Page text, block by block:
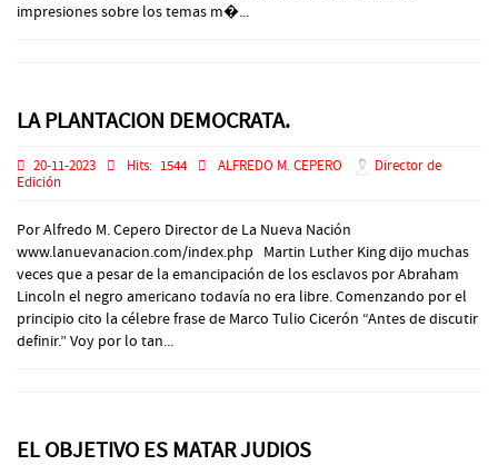
impresiones sobre los temas m�...
LA PLANTACION DEMOCRATA.
20-11-2023 Hits: 1544 ALFREDO M. CEPERO
Director de
Edición
Por Alfredo M. Cepero Director de La Nueva Nación
www.lanuevanacion.com/index.php Martin Luther King dijo muchas
veces que a pesar de la emancipación de los esclavos por Abraham
Lincoln el negro americano todavía no era libre. Comenzando por el
principio cito la célebre frase de Marco Tulio Cicerón “Antes de discutir
definir.” Voy por lo tan...
EL OBJETIVO ES MATAR JUDIOS